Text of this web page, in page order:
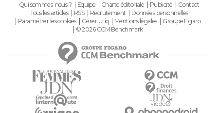
Qui sommes-nous ? Equipe Charte éditoriale Publicité
Contact
Tous les articles
RSS Recrutement
Données personnelles
Paramétrer les cookies
Gérer Utiq Mentions légales
Groupe Figaro
© 2026 CCM Benchmark